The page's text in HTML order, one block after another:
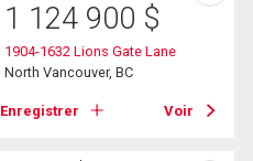
1 124 900 $
1904-1632 Lions Gate Lane
North Vancouver, BC
Enregistrer Voir